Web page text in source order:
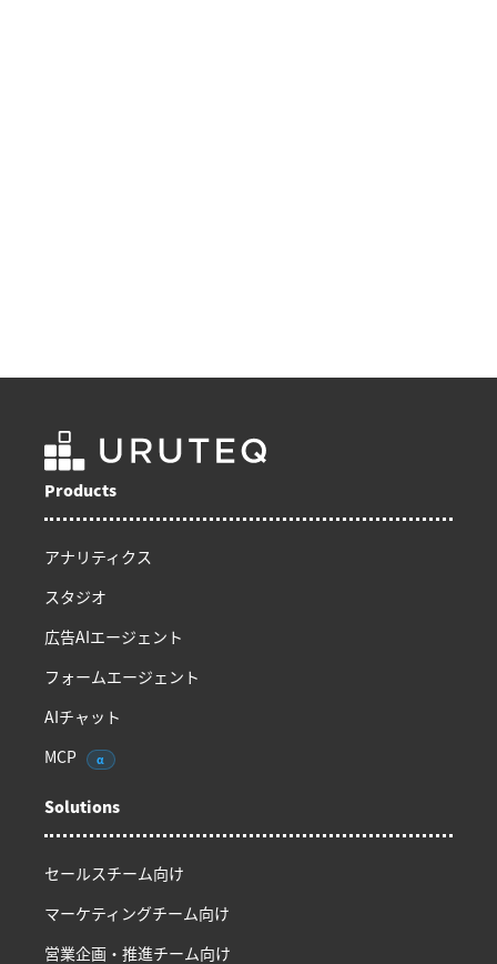
Products
アナリティクス
スタジオ
広告AIエージェント
フォームエージェント
AIチャット
MCP
α
Solutions
セールスチーム向け
マーケティングチーム向け
営業企画・推進チーム向け